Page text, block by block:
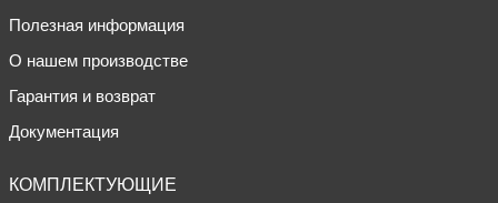
Полезная информация
О нашем производстве
Гарантия и возврат
Документация
КОМПЛЕКТУЮЩИЕ